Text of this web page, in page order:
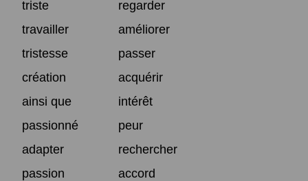
triste
regarder
travailler
améliorer
tristesse
passer
création
acquérir
ainsi que
intérêt
passionné
peur
adapter
rechercher
passion
accord